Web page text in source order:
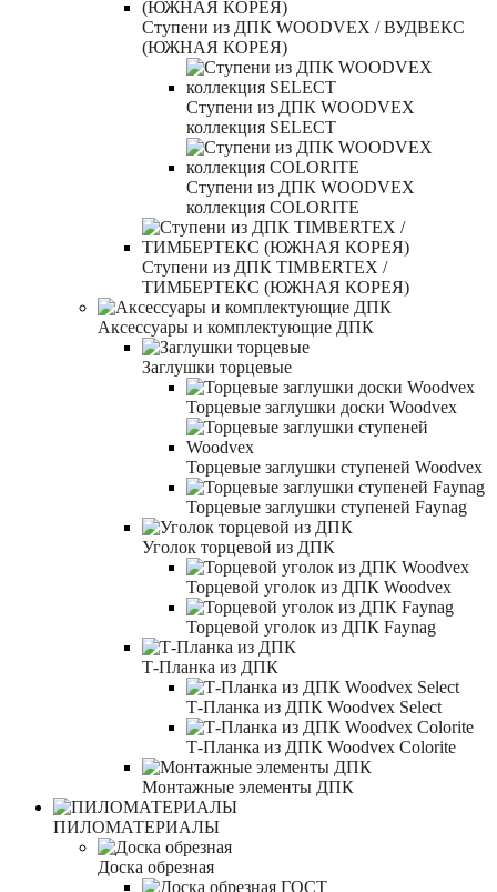
Ступени из ДПК WOODVEX / ВУДВЕКС
(ЮЖНАЯ КОРЕЯ)
Ступени из ДПК WOODVEX
коллекция SELECT
Ступени из ДПК WOODVEX
коллекция COLORITE
Ступени из ДПК TIMBERTEX /
ТИМБЕРТЕКС (ЮЖНАЯ КОРЕЯ)
Аксессуары и комплектующие ДПК
Заглушки торцевые
Торцевые заглушки доски Woodvex
Торцевые заглушки ступеней Woodvex
Торцевые заглушки ступеней Faynag
Уголок торцевой из ДПК
Торцевой уголок из ДПК Woodvex
Торцевой уголок из ДПК Faynag
Т-Планка из ДПК
Т-Планка из ДПК Woodvex Select
Т-Планка из ДПК Woodvex Colorite
Монтажные элементы ДПК
ПИЛОМАТЕРИАЛЫ
Доска обрезная